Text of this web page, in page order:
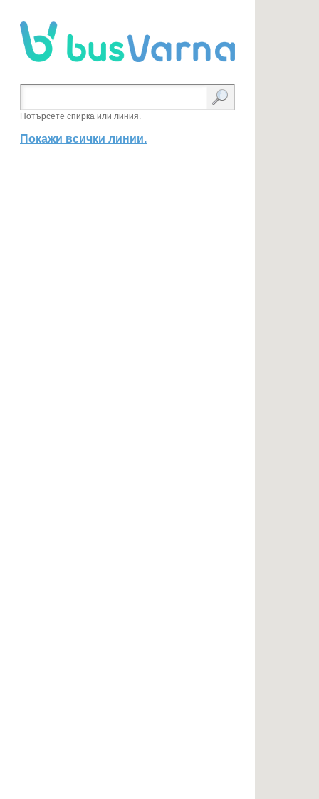
Потърсете спирка или линия.
Покажи всички линии.